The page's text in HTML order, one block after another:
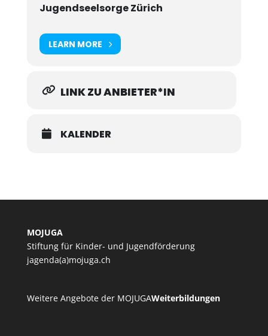
Jugendseelsorge Zürich
LEARN MORE
LINK ZU ANBIETER*IN
KALENDER
MOJUGA
Stiftung für Kinder- und Jugendförderung
jagenda(a)mojuga.ch
Weitere Angebote der MOJUGAWeiterbildungen